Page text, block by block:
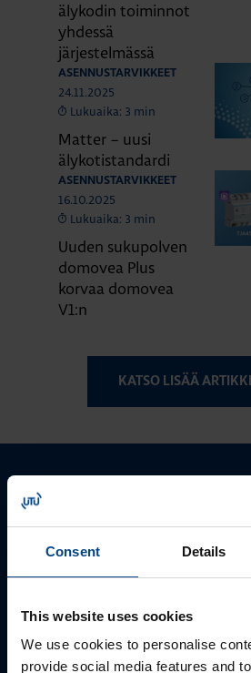
Consent Details
This website uses cookies
We use cookies to personalise
provide social media features and
älykodin toiminnot
yhdessä
järjestelmässä
ASENNUSTARVIKKEET
24.11.2025
Lukuaika: 3 min
Matter – uusi
älykotistandardi
ASENNUSTARVIKKEET
16.10.2025
Lukuaika: 3 min
Uuden sukupolven
domovea Plus
korvaa domovea
V1:n
KATSO LISÄÄ
Ota yhteyttä!
parhaan ratkaisun. Otathan
sähköpostitse tai